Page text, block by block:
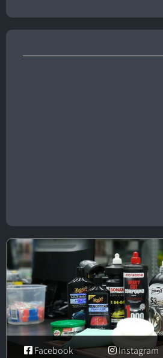
Instagram
Facebook